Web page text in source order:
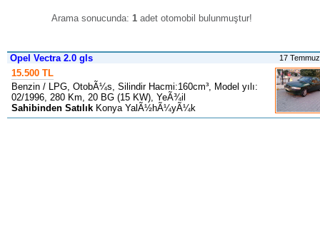
Arama sonucunda: 1adet otomobil bulunmuştur!
Opel Vectra 2.0 gls 17
15.500 TL
Benzin / LPG, OtobÃ¼s, Silindir Hacmi:160cm³, Model yılı:
02/1996, 280 Km, 20 BG (15 KW), YeÃ¾il
Sahibinden Satılık Konya YalÃ½hÃ¼yÃ¼k